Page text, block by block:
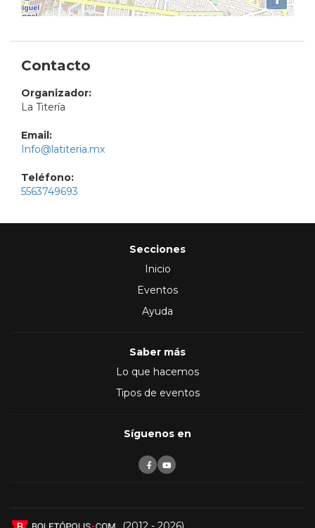
Contacto
Organizador:
La Titería
Email:
Info@latiteria.mx
Teléfono:
5563749693
Secciones
Inicio
Eventos
Ayuda
Saber más
Lo que hacemos
Tipos de eventos
Síguenos en